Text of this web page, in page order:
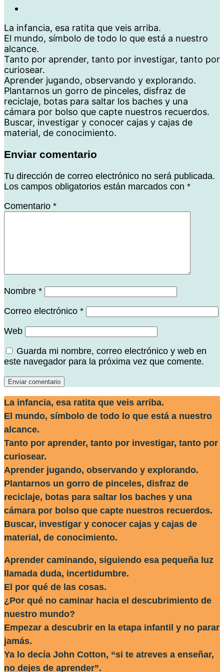
La infancia, esa ratita que veis arriba.
El mundo, símbolo de todo lo que está a nuestro
alcance.
Tanto por aprender, tanto por investigar, tanto por
curiosear.
Aprender jugando, observando y explorando.
Plantarnos un gorro de pinceles, disfraz de
reciclaje, botas para saltar los baches y una
cámara por bolso que capte nuestros recuerdos.
Buscar, investigar y conocer cajas y cajas de
material, de conocimiento.
Enviar comentario
Tu dirección de correo electrónico no será publicada.
Los campos obligatorios están marcados con *
Comentario *
Nombre *
Correo electrónico *
Web
Guarda mi nombre, correo electrónico y web en
este navegador para la próxima vez que comente.
La infancia, esa ratita que veis arriba.
El mundo, símbolo de todo lo que está a nuestro
alcance.
Tanto por aprender, tanto por investigar, tanto por
curiosear.
Aprender jugando, observando y explorando.
Plantarnos un gorro de pinceles, disfraz de
reciclaje, botas para saltar los baches y una
cámara por bolso que capte nuestros recuerdos.
Buscar, investigar y conocer cajas y cajas de
material, de conocimiento.
Aprender caminando, siguiendo esa pequeña luz
llamada duda, incertidumbre.
El por qué de las cosas.
¿Por qué no caminar hacia el descubrimiento de
nuestro mundo?
Empezar a descubrir en la etapa infantil y no parar
jamás.
Ya lo decía John Cotton, “si te atreves a enseñar,
no dejes de aprender”.